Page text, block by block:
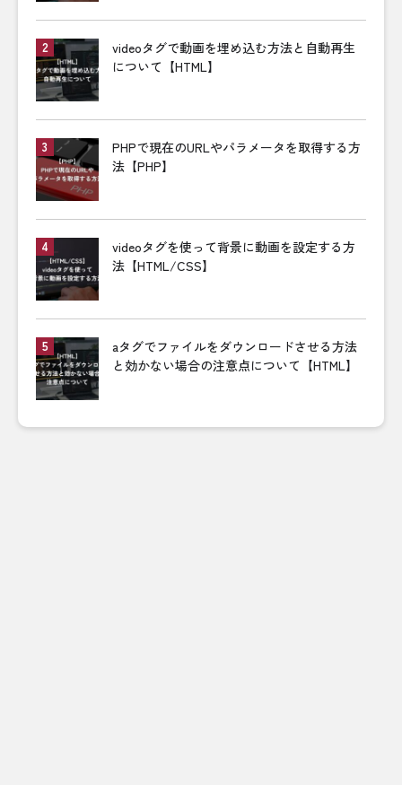
videoタグで動画を埋め込む方法と自動再生
について【HTML】
PHPで現在のURLやパラメータを取得する方
法【PHP】
videoタグを使って背景に動画を設定する方
法【HTML/CSS】
aタグでファイルをダウンロードさせる方法
と効かない場合の注意点について【HTML】